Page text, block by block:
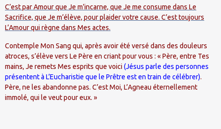
C’est par Amour que Je m’incarne, que Je me consume dans Le
Sacrifice, que Je m’élève, pour plaider votre cause. C’est toujours
L’Amour qui règne dans Mes actes.
Contemple Mon Sang qui, après avoir été versé dans des douleurs
atroces, s’élève vers Le Père en criant pour vous : « Père, entre Tes
mains, Je remets Mes esprits que voici(Jésus parle des personnes
présentent à L’Eucharistie que le Prêtre est en train de célébrer).
Père, ne les abandonne pas. C’est Moi, L’Agneau éternellement
immolé, qui le veut pour eux. »